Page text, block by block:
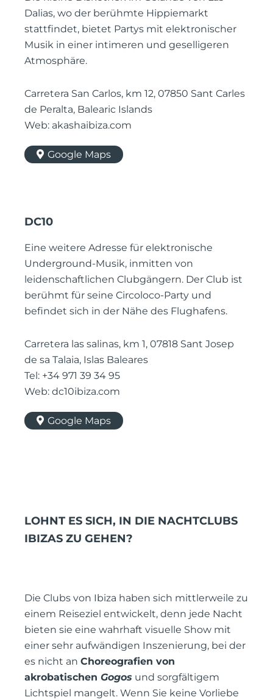
Dalias, wo der berühmte Hippiemarkt
stattfindet, bietet Partys mit elektronischer
Musik in einer intimeren und geselligeren
Atmosphäre.
Carretera San Carlos, km 12, 07850 Sant Carles
de Peralta, Balearic Islands
Web: akashaibiza.com
Google Maps
DC10
Eine weitere Adresse für elektronische
Underground-Musik, inmitten von
leidenschaftlichen Clubgängern. Der Club ist
berühmt für seine Circoloco-Party und
befindet sich in der Nähe des Flughafens.
Carretera las salinas, km 1, 07818 Sant Josep
de sa Talaia, Islas Baleares
Tel: +34 971 39 34 95
Web: dc10ibiza.com
Google Maps
LOHNT ES SICH, IN DIE NACHTCLUBS
IBIZAS ZU GEHEN?
Die Clubs von Ibiza haben sich mittlerweile zu
einem Reiseziel entwickelt, denn jede Nacht
bieten sie eine wahrhaft visuelle Show mit
einer sehr aufwändigen Inszenierung, bei der
es nicht an Choreografien von
akrobatischen Gogos und sorgfältigem
Lichtspiel mangelt. Wenn Sie keine Vorliebe